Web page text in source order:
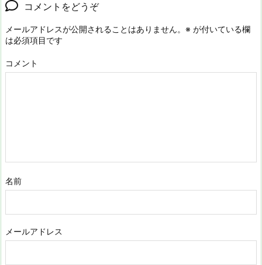
コメントをどうぞ
メールアドレスが公開されることはありません。 ※ が付いている欄
は必須項目です
コメント
名前
メールアドレス